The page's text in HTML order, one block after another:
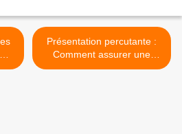
Présentation percutante :
Comment assurer une
connexion et une